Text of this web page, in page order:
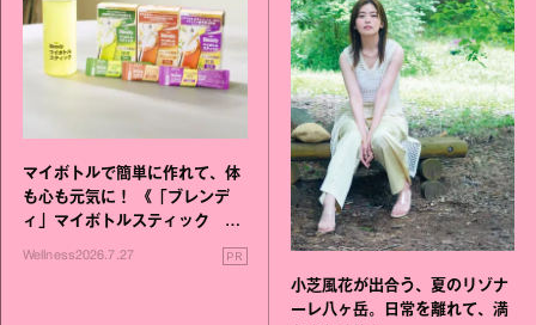
マイボトルで簡単に作れて、体
も心も元気に！ 《「ブレンデ
ィ」マイボトルスティック い
いこと毎日》シリーズが誕生
Wellness2026.7.27 PR
小芝風花が出合う、夏のリゾナ
ーレ八ヶ岳。日常を離れて、満